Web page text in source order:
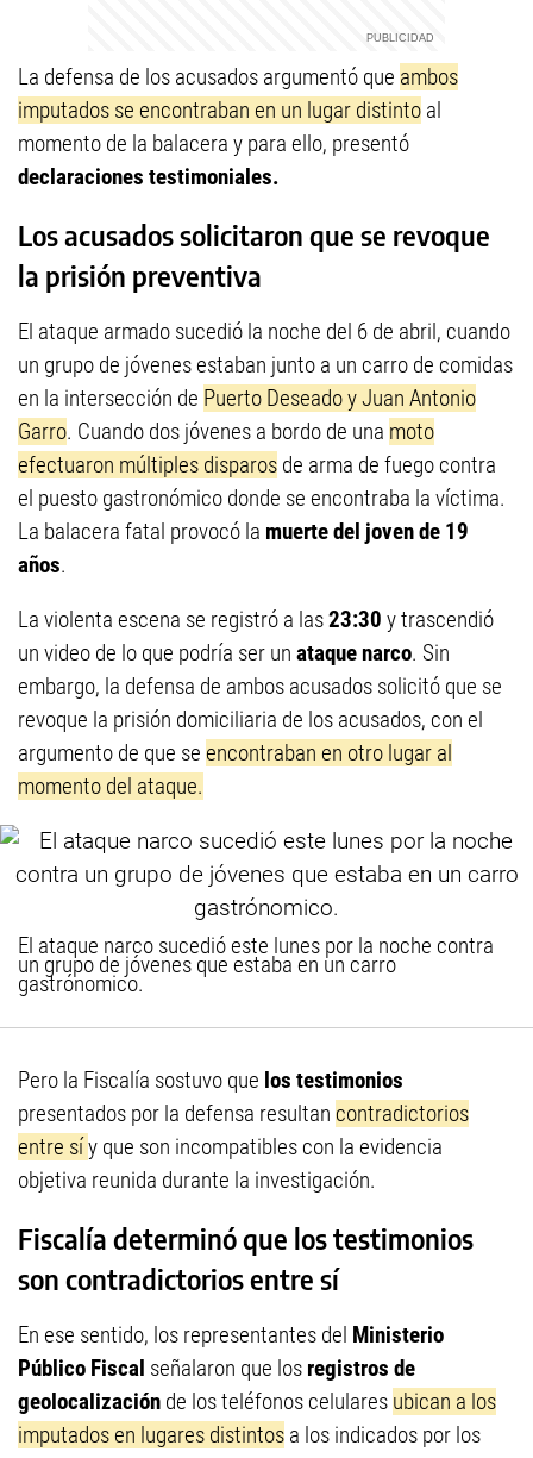
La defensa de los acusados argumentó que ambos
imputados se encontraban en un lugar distinto al
momento de la balacera y para ello, presentó
declaraciones testimoniales.
Los acusados solicitaron que se revoque
la prisión preventiva
El ataque armado sucedió la noche del 6 de abril, cuando
un grupo de jóvenes estaban junto a un carro de comidas
en la intersección de Puerto Deseado y Juan Antonio
Garro. Cuando dos jóvenes a bordo de una moto
efectuaron múltiples disparos de arma de fuego contra
el puesto gastronómico donde se encontraba la víctima.
La balacera fatal provocó la muerte del joven de 19
años.
La violenta escena se registró a las23:30 y trascendió
un video de lo que podría ser un ataque narco. Sin
embargo, la defensa de ambos acusados solicitó que se
revoque la prisión domiciliaria de los acusados, con el
argumento de que se encontraban en otro lugar al
momento del ataque.
El ataque narco sucedió este lunes por la noche contra
un grupo de jóvenes que estaba en un carro
gastrónomico.
Pero la Fiscalía sostuvo que los testimonios
presentados por la defensa resultan contradictorios
entre síy que son incompatibles con la evidencia
objetiva reunida durante la investigación.
Fiscalía determinó que los testimonios
son contradictorios entre sí
En ese sentido, los representantes del Ministerio
Público Fiscal señalaron que los registros de
geolocalización de los teléfonos celulares ubican a los
imputados en lugares distintos a los indicados por los